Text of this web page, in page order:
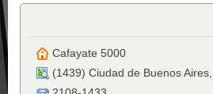
Cafayate 5000
(1439) Ciudad de Buenos Aires